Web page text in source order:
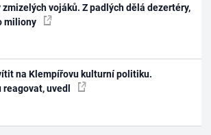
zmizelých vojáků. Z padlých dělá dezertéry,
miliony
na Klempířovu kulturní politiku.
uvedl